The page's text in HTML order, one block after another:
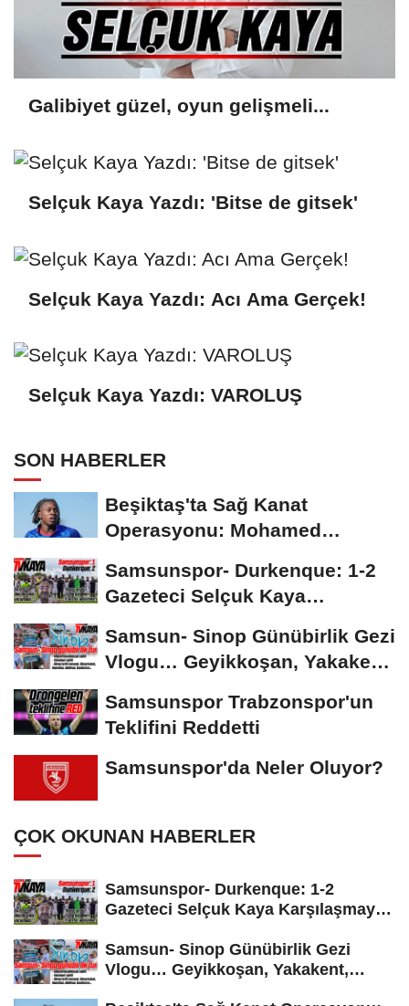
Galibiyet güzel, oyun gelişmeli...
Selçuk Kaya Yazdı: 'Bitse de gitsek'
Selçuk Kaya Yazdı: Acı Ama Gerçek!
Selçuk Kaya Yazdı: VAROLUŞ
SON HABERLER
Beşiktaş'ta Sağ Kanat
Operasyonu: Mohamed
Samsunspor- Durkenque: 1-2
Gazeteci Selçuk Kaya
Samsun- Sinop Günübirlik Gezi
Vlogu… Geyikkoşan, Yakakent,
Samsunspor Trabzonspor'un
Teklifini Reddetti
Samsunspor'da Neler Oluyor?
ÇOK OKUNAN HABERLER
Samsunspor- Durkenque: 1-2
Gazeteci Selçuk Kaya Karşılaşmayı
Samsun- Sinop Günübirlik Gezi
Vlogu… Geyikkoşan, Yakakent,